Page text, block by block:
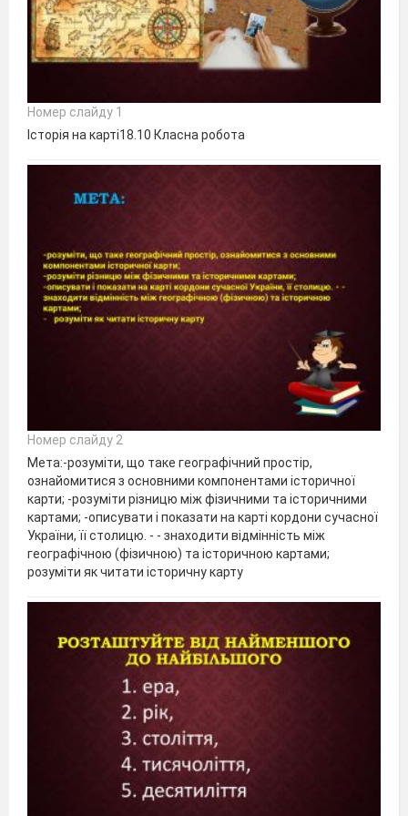
Номер слайду 1
Історія на карті18.10 Класна робота
Номер слайду 2
Мета:-розуміти, що таке географічний простір,
ознайомитися з основними компонентами історичної
карти; -розуміти різницю між фізичними та історичними
картами; -описувати і показати на карті кордони сучасної
України, її столицю. - - знаходити відмінність між
географічною (фізичною) та історичною картами;
розуміти як читати історичну карту